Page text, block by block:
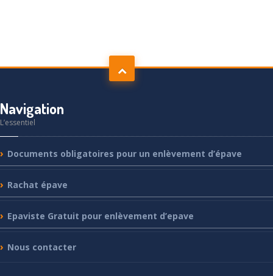
Navigation
L’essentiel
Documents obligatoires pour un enlèvement d’épave
Rachat épave
Epaviste Gratuit pour enlèvement d’epave
Nous contacter